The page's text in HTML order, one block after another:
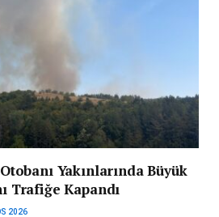
Yakınlarında Büyük
Trafiğe Kapandı
2026